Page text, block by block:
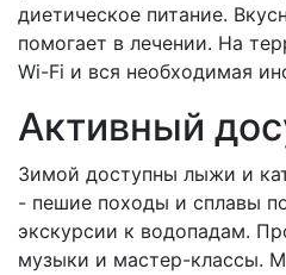
диетическое питание.
помогает в лечении. На
Wi-Fi и вся необходимая
Активный
Зимой доступны лыжи и
- пешие походы и сплавы
экскурсии к водопадам.
музыки и мастер-классы.